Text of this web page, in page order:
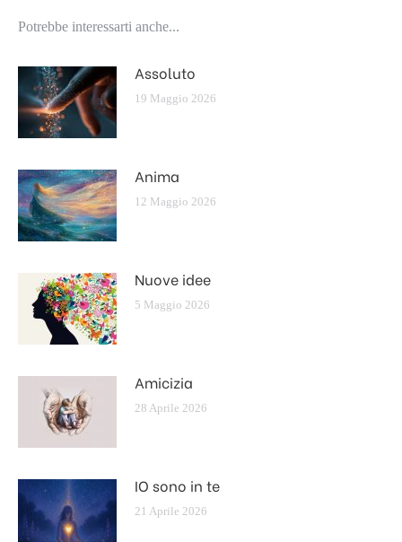
Potrebbe interessarti anche...
Assoluto
19 Maggio 2026
Anima
12 Maggio 2026
Nuove idee
5 Maggio 2026
Amicizia
28 Aprile 2026
IO sono in te
21 Aprile 2026